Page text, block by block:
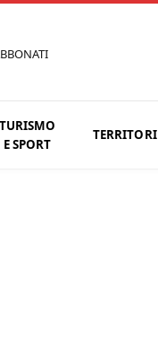
TURISMO
E SPORT
TERRITORI